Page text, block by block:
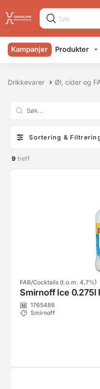
Kampanjer Produkter
Drikkevarer Øl, cider og
Sortering &
9 treff
FAB/Cocktails (t.o.m. 4,7%)
Smirnoff Ice 0.275l
1765486
Smirnoff